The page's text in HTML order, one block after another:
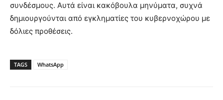
συνδέσμους. Αυτά είναι κακόβουλα μηνύματα, συχνά
δημιουργούνται από εγκληματίες του κυβερνοχώρου με
δόλιες προθέσεις.
TAGS WhatsApp